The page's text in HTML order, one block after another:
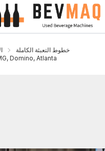
menu
خطوط التعبئة الكاملة
Domino, Atlanta